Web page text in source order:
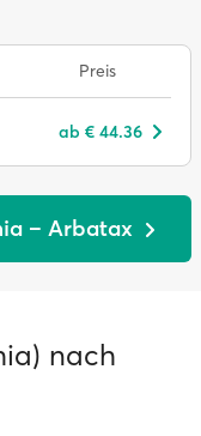
Preis
ab € 44.36
– Arbatax
nach